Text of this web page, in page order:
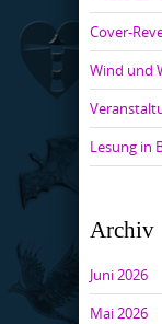
Cover-
Wind und
Lesung in
Archiv
Juni 2026
Mai 2026